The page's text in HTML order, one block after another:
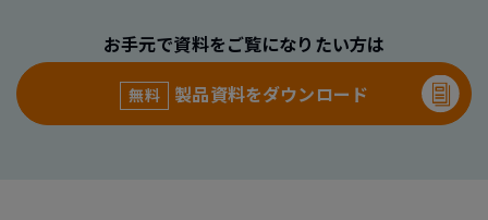
お手元で資料をご覧になりたい方は
無料 製品資料をダウンロード